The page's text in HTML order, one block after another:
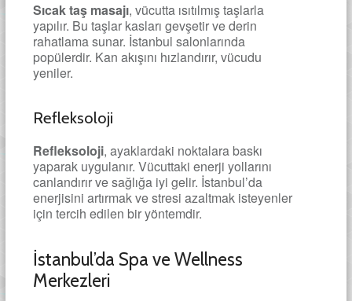
Sıcak taş masajı, vücutta ısıtılmış taşlarla
yapılır. Bu taşlar kasları gevşetir ve derin
rahatlama sunar. İstanbul salonlarında
popülerdir. Kan akışını hızlandırır, vücudu
yeniler.
Refleksoloji
Refleksoloji, ayaklardaki noktalara baskı
yaparak uygulanır. Vücuttaki enerji yollarını
canlandırır ve sağlığa iyi gelir. İstanbul’da
enerjisini artırmak ve stresi azaltmak isteyenler
için tercih edilen bir yöntemdir.
İstanbul’da Spa ve Wellness
Merkezleri